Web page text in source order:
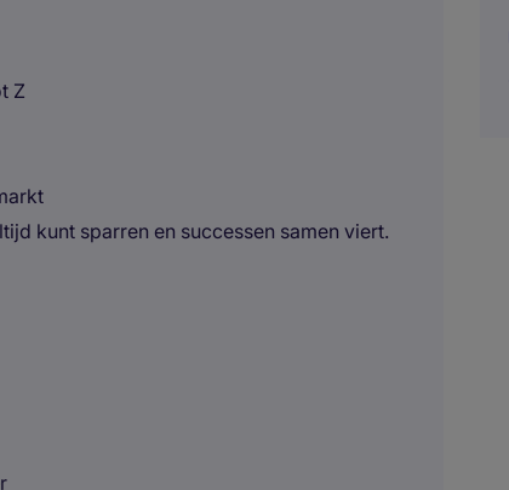
Z
kunt sparren en successen samen viert.